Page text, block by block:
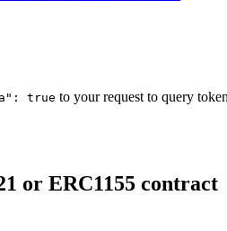
true to your request to query
or ERC1155 contract